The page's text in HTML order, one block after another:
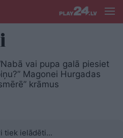
vai pupa galā piesiet
Magonei Hurgadas
krāmus
tiek ielādēti...